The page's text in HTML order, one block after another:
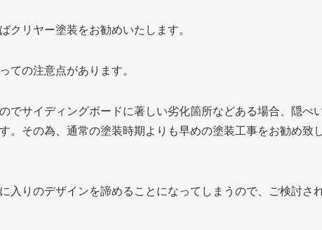
クリヤー塗装をお勧めいたします。
ての注意点があります。
でサイディングボードに著しい劣化箇所などある場合、隠ぺ
。その為、通常の塗装時期よりも早めの塗装工事をお勧め致
入りのデザインを諦めることになってしまうので、ご検討さ